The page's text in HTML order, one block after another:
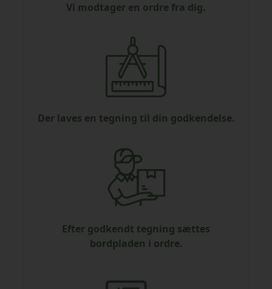
Vi modtager en ordre fra dig.
Der laves en tegning til din godkendelse.
Efter godkendt tegning sættes
bordpladen i ordre.